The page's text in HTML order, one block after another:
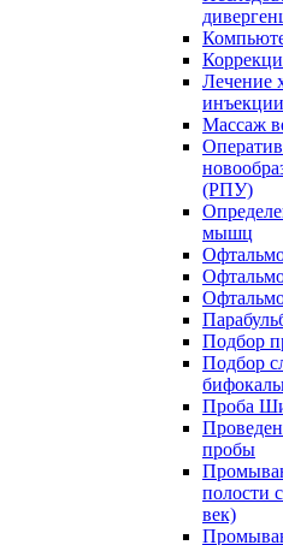
Лечение
инъекции
Массаж
(РПУ)
мышц
Подбор
Подбор
Проба
пробы
полости
век)